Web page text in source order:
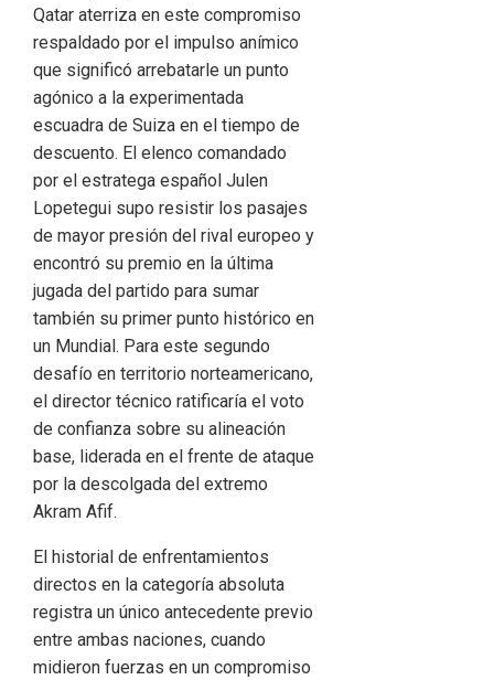
Qatar aterriza en este compromiso
respaldado por el impulso anímico
que significó arrebatarle un punto
agónico a la experimentada
escuadra de Suiza en el tiempo de
descuento. El elenco comandado
por el estratega español Julen
Lopetegui supo resistir los pasajes
de mayor presión del rival europeo y
encontró su premio en la última
jugada del partido para sumar
también su primer punto histórico en
un Mundial. Para este segundo
desafío en territorio norteamericano,
el director técnico ratificaría el voto
de confianza sobre su alineación
base, liderada en el frente de ataque
por la descolgada del extremo
Akram Afif.
El historial de enfrentamientos
directos en la categoría absoluta
registra un único antecedente previo
entre ambas naciones, cuando
midieron fuerzas en un compromiso